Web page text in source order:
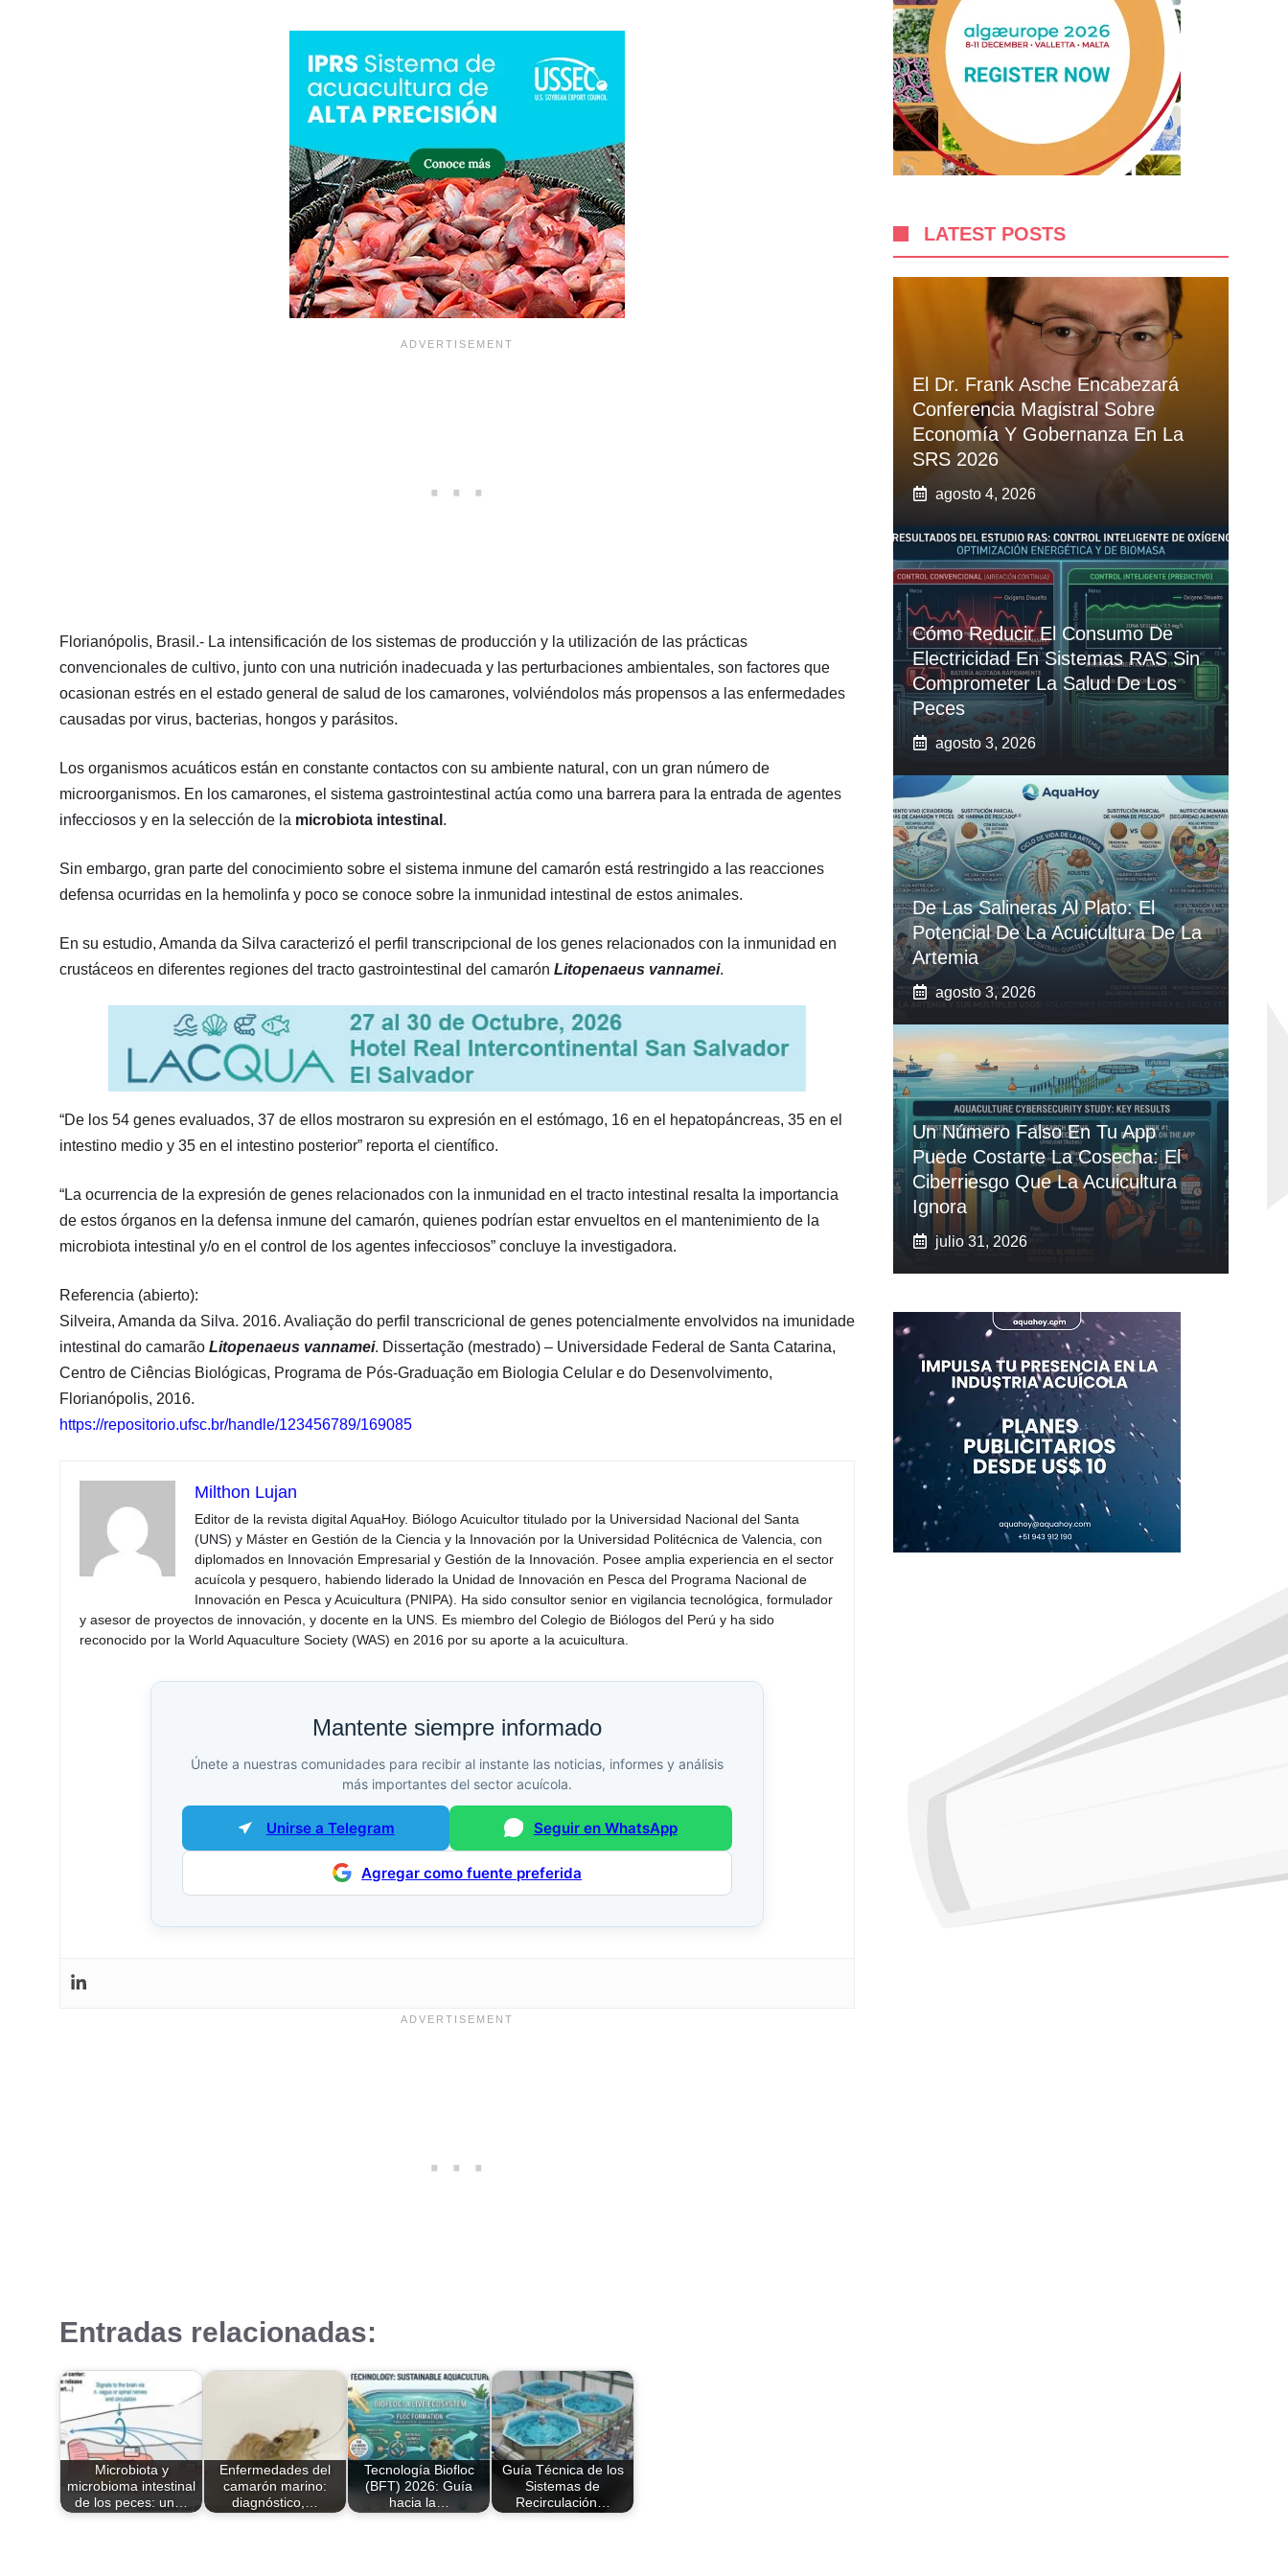
Florianópolis, Brasil.- La intensificación de los sistemas de producción y la utilización de las prácticas
convencionales de cultivo, junto con una nutrición inadecuada y las perturbaciones ambientales, son factores que
ocasionan estrés en el estado general de salud de los camarones, volviéndolos más propensos a las enfermedades
causadas por virus, bacterias, hongos y parásitos.
Los organismos acuáticos están en constante contactos con su ambiente natural, con un gran número de
microorganismos. En los camarones, el sistema gastrointestinal actúa como una barrera para la entrada de agentes
infecciosos y en la selección de la microbiota intestinal .
Sin embargo, gran parte del conocimiento sobre el sistema inmune del camarón está restringido a las reacciones
defensa ocurridas en la hemolinfa y poco se conoce sobre la inmunidad intestinal de estos animales.
En su estudio, Amanda da Silva caracterizó el perfil transcripcional de los genes relacionados con la inmunidad en
crustáceos en diferentes regiones del tracto gastrointestinal del camarón Litopenaeus vannamei.
“De los 54 genes evaluados, 37 de ellos mostraron su expresión en el estómago, 16 en el hepatopáncreas, 35 en el
intestino medio y 35 en el intestino posterior” reporta el científico.
“La ocurrencia de la expresión de genes relacionados con la inmunidad en el tracto intestinal resalta la importancia
de estos órganos en la defensa inmune del camarón, quienes podrían estar envueltos en el mantenimiento de la
microbiota intestinal y/o en el control de los agentes infecciosos” concluye la investigadora.
Referencia (abierto):
Silveira, Amanda da Silva. 2016. Avaliação do perfil transcricional de genes potencialmente envolvidos na imunidade
intestinal do camarão Litopenaeus vannamei. Dissertação (mestrado) – Universidade Federal de Santa Catarina,
Centro de Ciências Biológicas, Programa de Pós-Graduação em Biologia Celular e do Desenvolvimento,
Florianópolis, 2016.
https://repositorio.ufsc.br/handle/123456789/169085
Milthon Lujan
Editor de la revista digital AquaHoy. Biólogo Acuicultor titulado por la Universidad Nacional del Santa
(UNS) y Máster en Gestión de la Ciencia y la Innovación por la Universidad Politécnica de Valencia, con
diplomados en Innovación Empresarial y Gestión de la Innovación. Posee amplia experiencia en el sector
acuícola y pesquero, habiendo liderado la Unidad de Innovación en Pesca del Programa Nacional de
Innovación en Pesca y Acuicultura (PNIPA). Ha sido consultor senior en vigilancia tecnológica, formulador
y asesor de proyectos de innovación, y docente en la UNS. Es miembro del Colegio de Biólogos del Perú y ha sido
reconocido por la World Aquaculture Society (WAS) en 2016 por su aporte a la acuicultura.
Mantente siempre informado
Únete a nuestras comunidades para recibir al instante las noticias, informes y análisis
más importantes del sector acuícola.
Unirse a Telegram Seguir en WhatsApp
Agregar como fuente preferida
Entradas relacionadas:
Microbiota y
microbioma intestinal
de los peces: un…
Enfermedades del
camarón marino:
diagnóstico,…
Tecnología Biofloc
(BFT) 2026: Guía
hacia la…
Guía Técnica de los
Sistemas de
Recirculación…
LATEST POSTS
El Dr. Frank Asche Encabezará
Conferencia Magistral Sobre
Economía Y Gobernanza En La
SRS 2026
agosto 4, 2026
Cómo Reducir El Consumo De
Electricidad En Sistemas RAS Sin
Comprometer La Salud De Los
Peces
agosto 3, 2026
De Las Salineras Al Plato: El
Potencial De La Acuicultura De La
Artemia
agosto 3, 2026
Un Número Falso En Tu App
Puede Costarte La Cosecha: El
Ciberriesgo Que La Acuicultura
Ignora
julio 31, 2026